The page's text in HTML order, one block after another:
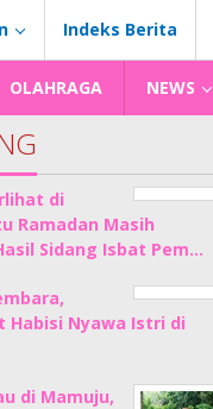
Indeks Berita
OLAHRAGA NEWS
di
Ramadan Masih
Sidang Isbat Pem…
Habisi Nyawa Istri di
di Mamuju,